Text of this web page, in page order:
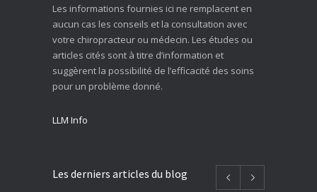
Les informations fournies ici ne remplacent en
aucun cas les conseils et la consultation avec
votre chiropracteur ou médecin. Les études ou
articles cités sont à titre d’information et
suggèrent la possibilité de l’efficacité des soins
pour un problème donné.
LLM Info
Les derniers articles du blog